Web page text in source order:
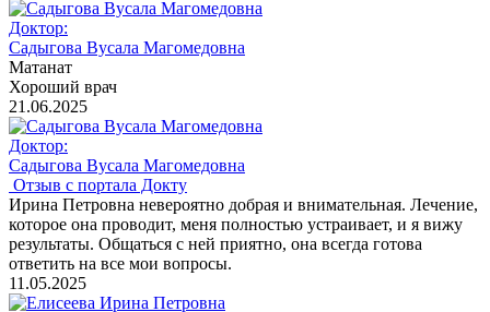
Доктор:
Садыгова Вусала Магомедовна
Матанат
Хороший врач
21.06.2025
Доктор:
Садыгова Вусала Магомедовна
Отзыв с портала Докту
Ирина Петровна невероятно добрая и внимательная. Лечение,
которое она проводит, меня полностью устраивает, и я вижу
результаты. Общаться с ней приятно, она всегда готова
ответить на все мои вопросы.
11.05.2025